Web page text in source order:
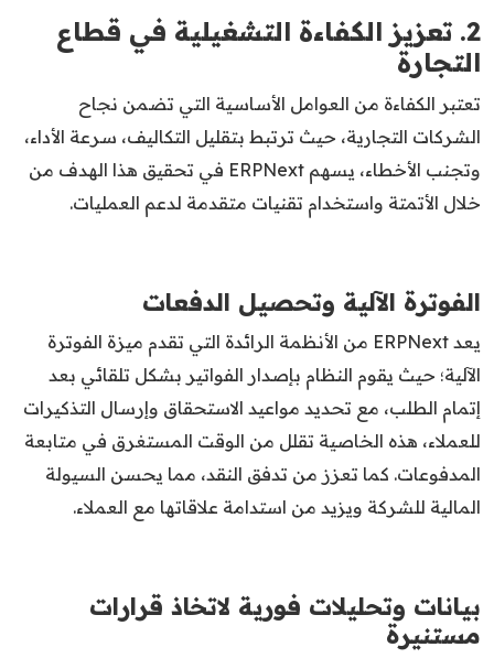
2. تعزيز الكفاءة التشغيلية في قطاع
التجارة
تعتبر الكفاءة من العوامل الأساسية التي تضمن نجاح
الشركات التجارية، حيث ترتبط بتقليل التكاليف، سرعة الأداء،
وتجنب الأخطاء، يسهم ERPNext في تحقيق هذا الهدف من
خلال الأتمتة واستخدام تقنيات متقدمة لدعم العمليات.
الفوترة الآلية وتحصيل الدفعات
يعد ERPNext من الأنظمة الرائدة التي تقدم ميزة الفوترة
الآلية؛ حيث يقوم النظام بإصدار الفواتير بشكل تلقائي بعد
إتمام الطلب، مع تحديد مواعيد الاستحقاق وإرسال التذكيرات
للعملاء، هذه الخاصية تقلل من الوقت المستغرق في متابعة
المدفوعات. كما تعزز من تدفق النقد، مما يحسن السيولة
المالية للشركة ويزيد من استدامة علاقاتها مع العملاء.
بيانات وتحليلات فورية لاتخاذ قرارات
مستنيرة